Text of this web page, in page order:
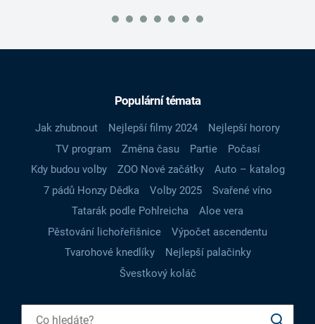
Populární témata
Jak zhubnout Nejlepší filmy 2024
Nejlepší horory
TV program
Změna času Partie
Počasí
Kdy budou volby
ZOO Nové začátky
Auto – katalog
7 pádů Honzy Dědka
Volby 2025
Svařené víno
Tatarák podle Pohlreicha
Aloe vera
Pěstování lichořeřišnice
Výpočet ascendentu
Tvarohové knedlíky
Nejlepší palačinky
Švestkový koláč